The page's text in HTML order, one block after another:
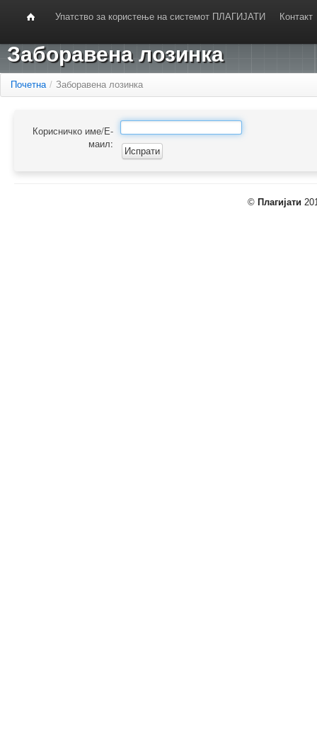
Упатство за користење на системот ПЛАГИЈАТИ Контакт
Заборавена лозинка
Почетна / Заборавена лозинка
Корисничко име/Е-
маил:
© Плагијати